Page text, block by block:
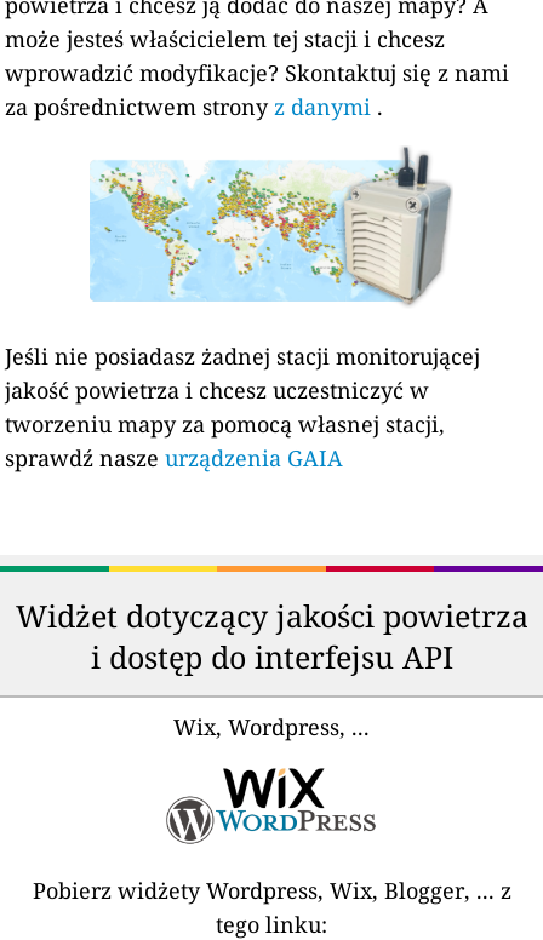
może jesteś właścicielem tej stacji i chcesz
wprowadzić modyfikacje? Skontaktuj się z nami
za pośrednictwem strony z danymi .
Jeśli nie posiadasz żadnej stacji monitorującej
jakość powietrza i chcesz uczestniczyć w
tworzeniu mapy za pomocą własnej stacji,
sprawdź naszeurządzenia GAIA
Widżet dotyczący jakości powietrza
i dostęp do interfejsu API
Wix, Wordpress, ...
Pobierz widżety Wordpress, Wix, Blogger, ... z
tego linku: